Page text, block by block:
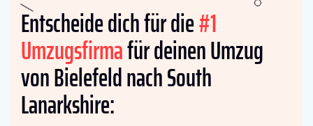
Entscheide dich für die#1
Umzugsfirmafür deinen Umzug
von Bielefeld nach South
Lanarkshire: